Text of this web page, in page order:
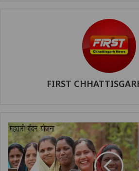
FIRST